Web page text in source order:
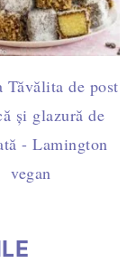
Tăvălita de post
și glazură de
- Lamington
vegan